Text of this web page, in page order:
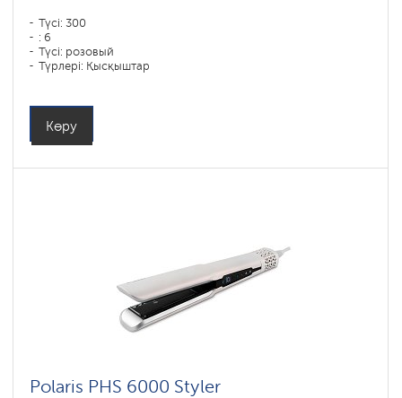
Түсі: 300
: 6
Түсі: розовый
Түрлері: Қысқыштар
Көру
Polaris PHS 6000 Styler